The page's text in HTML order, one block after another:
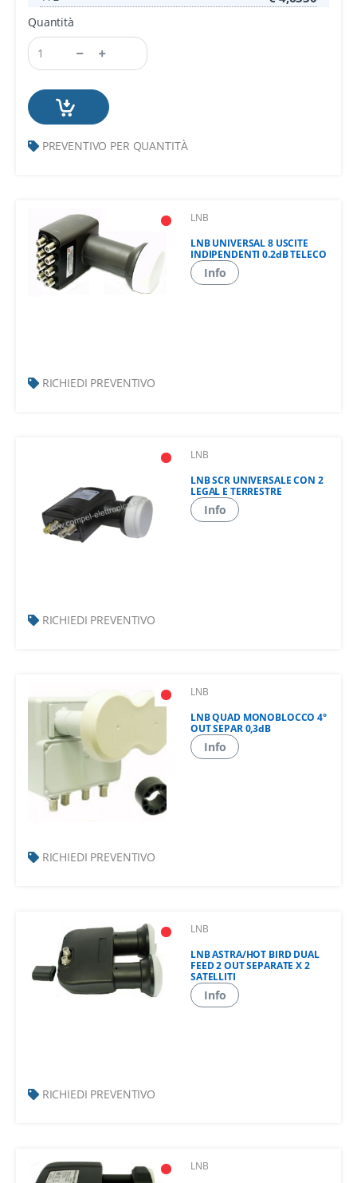
Quantità
PREVENTIVO PER QUANTITÀ
LNB
LNB UNIVERSAL 8 USCITE
INDIPENDENTI 0.2dB TELECO
Info
RICHIEDI PREVENTIVO
LNB
LNB SCR UNIVERSALE CON 2
LEGAL E TERRESTRE
Info
RICHIEDI PREVENTIVO
LNB
LNB QUAD MONOBLOCCO 4°
OUT SEPAR 0,3dB
Info
RICHIEDI PREVENTIVO
LNB
LNB ASTRA/HOT BIRD DUAL
FEED 2 OUT SEPARATE X 2
SATELLITI
Info
RICHIEDI PREVENTIVO
LNB